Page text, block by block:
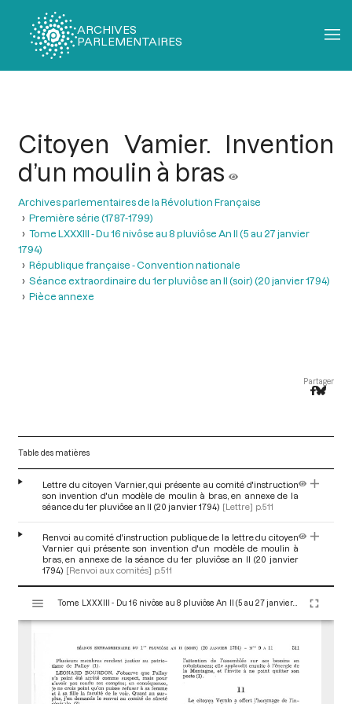
ARCHIVES
PARLEMENTAIRES
Citoyen Vamier. Invention
d’un moulin à bras
Archives parlementaires de la Révolution Française
Première série (1787-1799)
Tome LXXXIII - Du 16 nivôse au 8 pluviôse An II (5 au 27 janvier
1794)
République française - Convention nationale
Séance extraordinaire du 1er pluviôse an II (soir) (20 janvier 1794)
Pièce annexe
Partager
Table des matières
Lettre du citoyen Varnier, qui présente au comité d'instruction
son invention d'un modèle de moulin à bras, en annexe de la
séance du 1er pluviôse an II (20 janvier 1794) [Lettre] p.511
Renvoi au comité d'instruction publique de la lettre du citoyen
Varnier qui présente son invention d'un modèle de moulin à
bras, en annexe de la séance du 1er pluviôse an II (20 janvier
1794) [Renvoi aux comités] p.511
s